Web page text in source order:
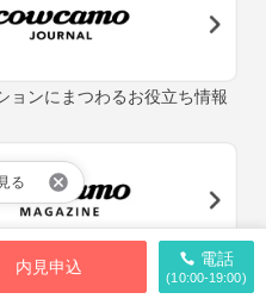
内見申込 電話
(10:00-19:00)
る
ョンにまつわるお役立ち情報
テーマに、自分らしい住まい